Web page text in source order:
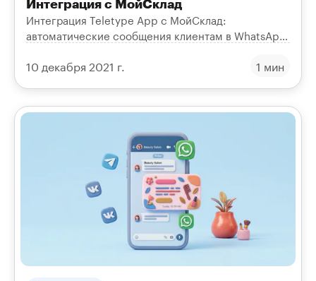
Интеграция с МойСклад
Интеграция Teletype App с МойСклад:
автоматические сообщения клиентам в WhatsApp
триггеры и переменные.
10 декабря 2021 г. 1 мин